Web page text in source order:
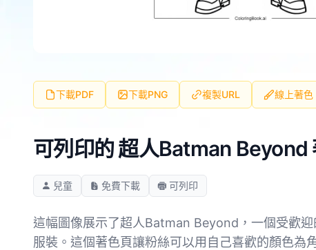
下載PDF 下載PNG 複製URL 線上著色
可列印的 超人Batman Beyond
兒童 免費下載 可列印
這幅圖像展示了超人Batman Beyond，一個受歡
服裝。這個著色頁讓粉絲可以用自己喜歡的顏色為